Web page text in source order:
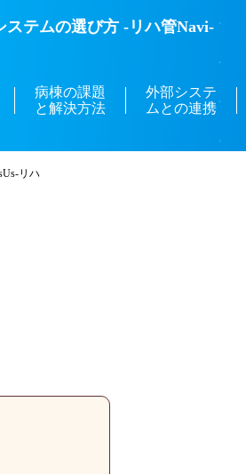
テムの選び方 -リハ管Navi-
病棟の課題
と解決方法
外部システ
ムとの連携
リハ